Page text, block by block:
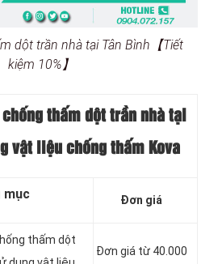
dột trần nhà tại Tân Bình【Tiết
kiệm 10%】
thấm dột trần nhà tại
vật liệu chống thấm Kova
mục Đơn giá
thấm dột
Đơn giá từ 40.000